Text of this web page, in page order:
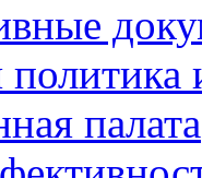
палата